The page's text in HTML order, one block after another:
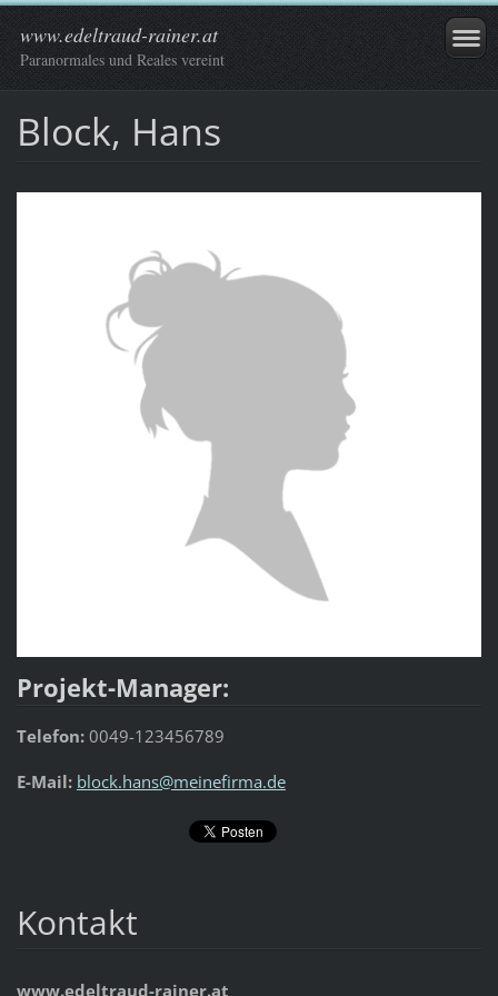
www.edeltraud-rainer.at
Paranormales und Reales vereint
Block, Hans
Projekt-Manager:
Telefon:0049-123456789
E-Mail: block.hans@meinefirma.de
Kontakt
www.edeltraud-rainer.at